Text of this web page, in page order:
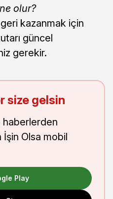
olur?
kazanmak için
güncel
gerekir.
size gelsin
haberlerden
Olsa mobil
Play